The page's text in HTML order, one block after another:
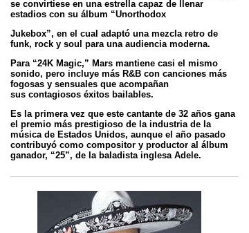
se convirtiese en una estrella capaz de llenar
estadios con su álbum “Unorthodox
Jukebox”, en el cual adaptó una mezcla retro de
funk, rock y soul para una audiencia moderna.
Para “24K Magic,” Mars mantiene casi el mismo
sonido, pero incluye más R&B con canciones más
fogosas y sensuales que acompañan
sus contagiosos éxitos bailables.
Es la primera vez que este cantante de 32 años gana
el premio más prestigioso de la industria de la
música de Estados Unidos, aunque el año pasado
contribuyó como compositor y productor al álbum
ganador, “25”, de la baladista inglesa Adele.